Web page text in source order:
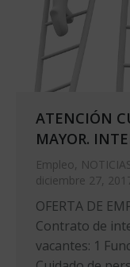
ATENCIÓN
MAYOR.
Empleo,
diciembre 27,
OFERTA DE
Contrato de
vacantes: 1